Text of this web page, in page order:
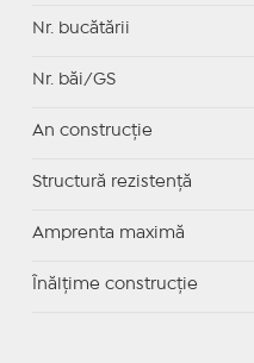
Nr. bucătării
Nr. băi/GS
An construcție
Structură rezistență
Amprenta maximă
Înălțime construcție